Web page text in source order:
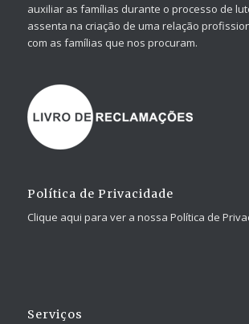
auxiliar as famílias durante o processo de
assenta na criação de uma relação
com as famílias que nos procuram.
Política de Privacidade
Clique aqui para ver a nossa Política de
Serviços